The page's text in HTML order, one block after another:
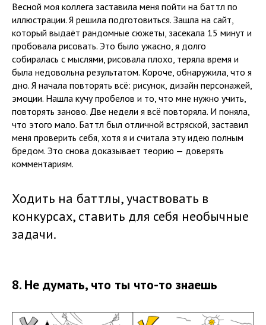
Весной моя коллега заставила меня пойти на баттл по
иллюстрации. Я решила подготовиться. Зашла на сайт,
который выдаёт рандомные сюжеты, засекала 15 минут и
пробовала рисовать. Это было ужасно, я долго
собиралась с мыслями, рисовала плохо, теряла время и
была недовольна результатом. Короче, обнаружила, что я
дно. Я начала повторять всё: рисунок, дизайн персонажей,
эмоции. Нашла кучу пробелов и то, что мне нужно учить,
повторять заново. Две недели я всё повторяла. И поняла,
что этого мало. Баттл был отличной встряской, заставил
меня проверить себя, хотя я и считала эту идею полным
бредом. Это снова доказывает теорию — доверять
комментариям.
Ходить на баттлы, участвовать в
конкурсах, ставить для себя необычные
задачи.
8. Не думать, что ты что-то знаешь